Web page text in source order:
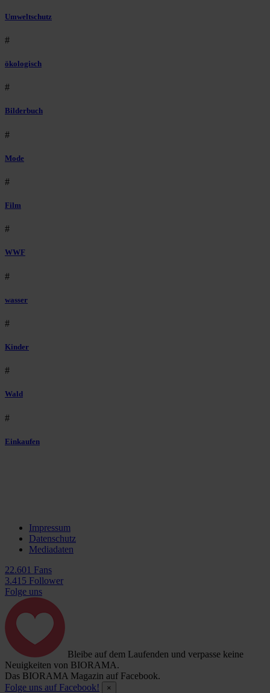
Umweltschutz
#
ökologisch
#
Bilderbuch
#
Mode
#
Film
#
WWF
#
wasser
#
Kinder
#
Wald
#
Einkaufen
Impressum
Datenschutz
Mediadaten
22.601 Fans
3.415 Follower
Folge uns
Bleibe auf dem Laufenden und verpasse keine
Neuigkeiten von BIORAMA.
Das BIORAMA Magazin auf Facebook.
Folge uns auf Facebook!
×